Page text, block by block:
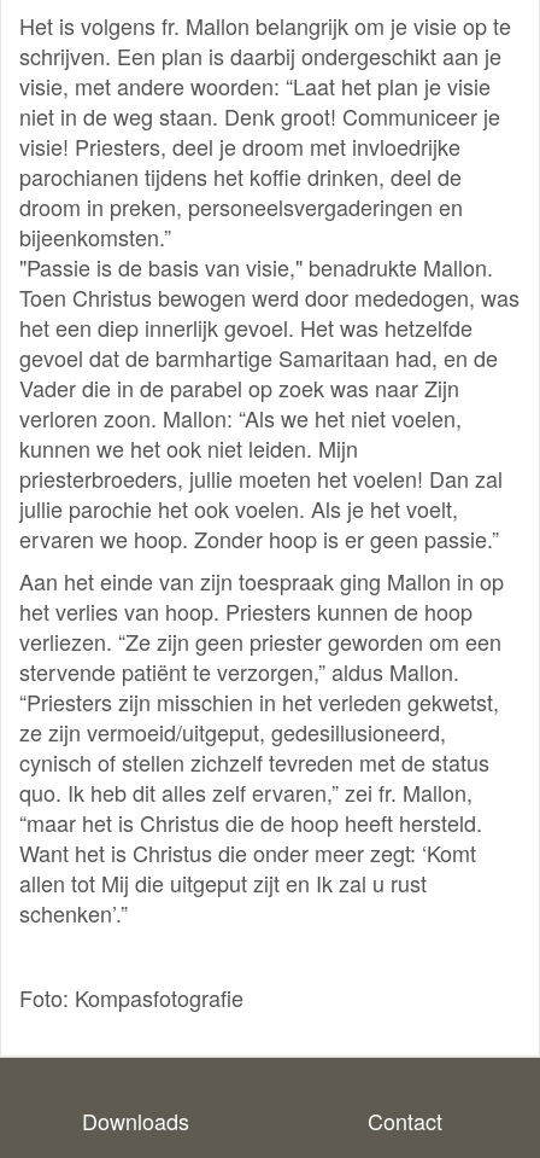
Het is volgens fr. Mallon belangrijk om je visie op te
schrijven. Een plan is daarbij ondergeschikt aan je
visie, met andere woorden: “Laat het plan je visie
niet in de weg staan. Denk groot! Communiceer je
visie! Priesters, deel je droom met invloedrijke
parochianen tijdens het koffie drinken, deel de
droom in preken, personeelsvergaderingen en
bijeenkomsten.”
"Passie is de basis van visie," benadrukte Mallon.
Toen Christus bewogen werd door mededogen, was
het een diep innerlijk gevoel. Het was hetzelfde
gevoel dat de barmhartige Samaritaan had, en de
Vader die in de parabel op zoek was naar Zijn
verloren zoon. Mallon: “Als we het niet voelen,
kunnen we het ook niet leiden. Mijn
priesterbroeders, jullie moeten het voelen! Dan zal
jullie parochie het ook voelen. Als je het voelt,
ervaren we hoop. Zonder hoop is er geen passie.”
Aan het einde van zijn toespraak ging Mallon in op
het verlies van hoop. Priesters kunnen de hoop
verliezen. “Ze zijn geen priester geworden om een
stervende patiënt te verzorgen,” aldus Mallon.
“Priesters zijn misschien in het verleden gekwetst,
ze zijn vermoeid/uitgeput, gedesillusioneerd,
cynisch of stellen zichzelf tevreden met de status
quo. Ik heb dit alles zelf ervaren,” zei fr. Mallon,
“maar het is Christus die de hoop heeft hersteld.
Want het is Christus die onder meer zegt: ‘Komt
allen tot Mij die uitgeput zijt en Ik zal u rust
schenken’.”
Foto: Kompasfotografie
Downloads Contact